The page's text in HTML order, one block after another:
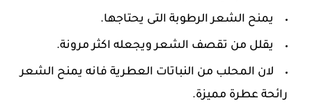
يمنح الشعر الرطوبة التى يحتاجها.
يقلل من تقصف الشعر ويجعله اكثر مرونة.
لان المحلب من النباتات العطرية فانه يمنح الشعر
رائحة عطرة مميزة.